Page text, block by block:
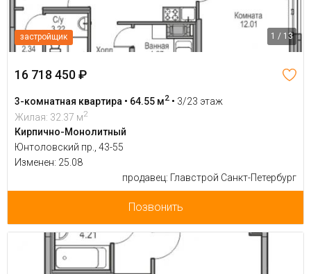
застройщик 1 / 13
16 718 450 ₽
3-комнатная квартира • 64.55 м2 • 3/23 этаж
Жилая: 32.37 м2
Кирпично-Монолитный
Юнтоловский пр., 43-55
Изменен: 25.08
продавец: Главстрой Санкт-Петербург
Позвонить